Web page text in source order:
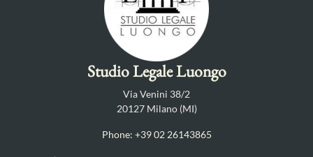
Studio Legale Luongo
Via Venini 38/2
20127 Milano (MI)
Phone: +39 02 26143865